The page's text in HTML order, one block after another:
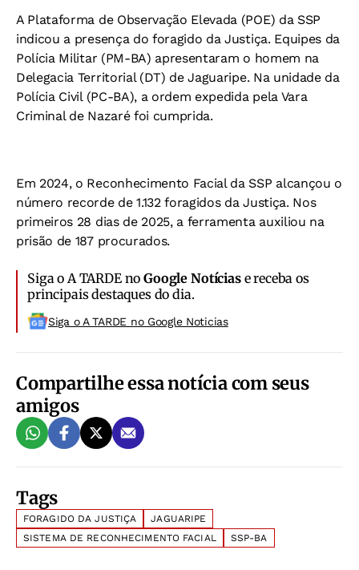
A Plataforma de Observação Elevada (POE) da SSP
indicou a presença do foragido da Justiça. Equipes da
Polícia Militar (PM-BA) apresentaram o homem na
Delegacia Territorial (DT) de Jaguaripe. Na unidade da
Polícia Civil (PC-BA), a ordem expedida pela Vara
Criminal de Nazaré foi cumprida.
Em 2024, o Reconhecimento Facial da SSP alcançou o
número recorde de 1.132 foragidos da Justiça. Nos
primeiros 28 dias de 2025, a ferramenta auxiliou na
prisão de 187 procurados.
Siga o A TARDE noGoogle Notíciase receba os
principais destaques do dia.
Siga o A TARDE no Google Noticias
Compartilhe essa notícia com seus
amigos
Tags
FORAGIDO DA JUSTIÇA
JAGUARIPE
SISTEMA DE RECONHECIMENTO FACIAL
SSP-BA